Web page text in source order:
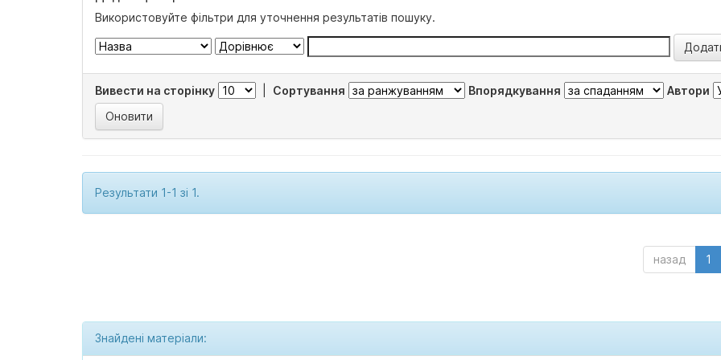
Використовуйте фільтри для уточнення результатів пошуку.
Вивести на сторінку Сортування Впорядкування Автори
Результати 1-1 зі 1.
назад 1
Знайдені матеріали: